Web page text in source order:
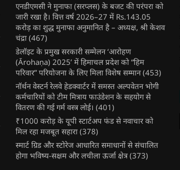
एनडीएमसी ने मुनाफा (सरप्लस) के बजट की परंपरा को
जारी रखा है। वित्त वर्ष 2026–27 में Rs.143.05
करोड़ का शुद्ध मुनाफा अनुमानित है – अध्यक्ष, श्री केशव
चंद्रा (467)
डेलॉइट के प्रमुख सरकारी सम्मेलन ‘आरोहण
(Ārohaṇa) 2025’ में हिमाचल प्रदेश को “हिम
परिवार” परियोजना के लिए मिला विशेष सम्मान (453)
नॉर्थन वेस्टर्न रेलवे हेडक्वार्टर में समस्त अल्पवेतन भोगी
कर्मचारियों को टीम मित्राय फाउंडेशन के सहयोग से
वितरण की गई गर्म वस्त्र लोई। (401)
₹1000 करोड़ के यूपी स्टार्टअप फंड से नवाचार को
मिल रहा मजबूत सहारा (378)
स्मार्ट ग्रिड और स्टोरेज आधारित समाधानों से संचालित
होगा भविष्य-सक्षम और लचीला ऊर्जा क्षेत्र (373)